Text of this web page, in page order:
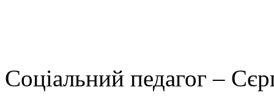
Соціальний педагог –